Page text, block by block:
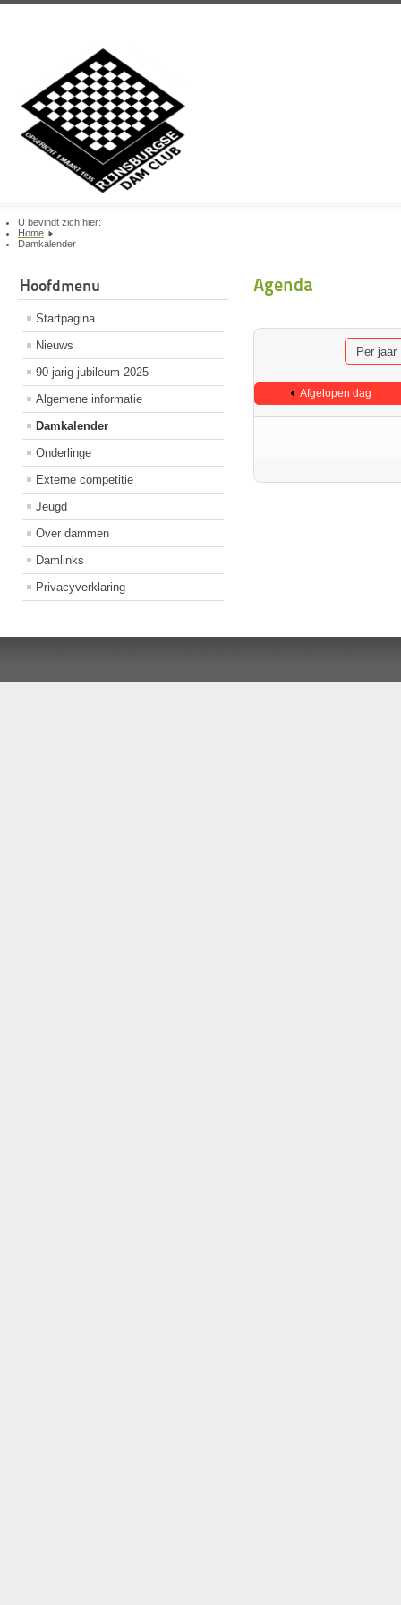
U bevindt zich hier:
Home
Damkalender
Hoofdmenu
Startpagina
Nieuws
90 jarig jubileum 2025
Algemene informatie
Damkalender
Onderlinge
Externe competitie
Jeugd
Over dammen
Damlinks
Privacyverklaring
Agenda
Per jaar
Afgelopen dag